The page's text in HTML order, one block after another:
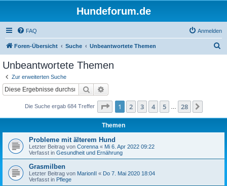
Hundeforum.de
FAQ Anmelden
Foren-Übersicht Suche Unbeantwortete Themen
Unbeantwortete Themen
Zur erweiterten Suche
Suche
Die Suche ergab 684 Treffer Seite 1von 28
1 2 3 4 5 28
Themen
Probleme mit älterem Hund
Letzter Beitrag von Corenna « Mi 6. Apr 2022 09:22
Verfasst in Gesundheit und Ernährung
Grasmilben
Letzter Beitrag von MarionII « Do 7. Mai 2020 18:04
Verfasst in Pflege